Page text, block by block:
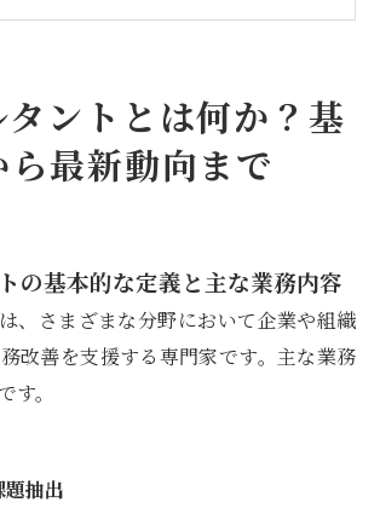
ントについて
ついて
ントに関するよくある質問（FAQ）
説に統合
タントとは何か？基
最新動向まで
の基本的な定義と主な業務内容
、さまざまな分野において企業や組織
改善を支援する専門家です。主な業務
す。
抽出